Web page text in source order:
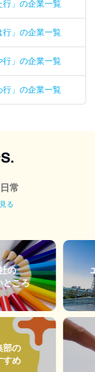
行」の企業一覧
行」の企業一覧
行」の企業一覧
行」の企業一覧
常
る
の
ところ
部の
すめ